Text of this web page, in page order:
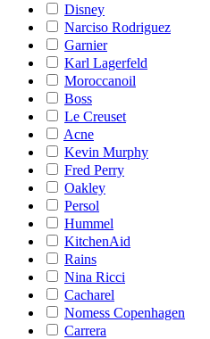
Disney
Narciso Rodriguez
Garnier
Karl Lagerfeld
Moroccanoil
Boss
Le Creuset
Acne
Kevin Murphy
Fred Perry
Oakley
Persol
Hummel
KitchenAid
Rains
Nina Ricci
Cacharel
Nomess Copenhagen
Carrera